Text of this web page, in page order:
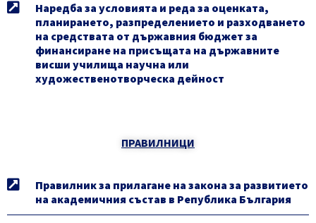
Наредба за условията и реда за оценката,
планирането, разпределението и разходването
на средствата от държавния бюджет за
финансиране на присъщата на държавните
висши училища научна или
художественотворческа дейност
ПРАВИЛНИЦИ
Правилник за прилагане на закона за развитието
на академичния състав в Република България